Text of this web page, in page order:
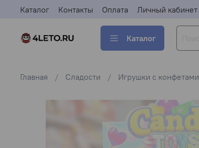
Каталог Контакты Оплата Личный кабинет
Каталог
Главная Сладости Игрушки с конфетами